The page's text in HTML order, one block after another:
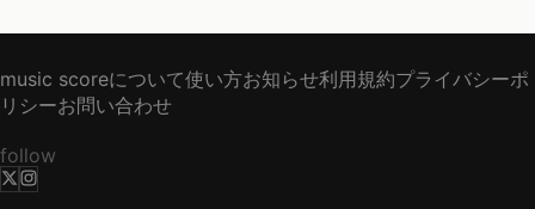
music scoreについて使い方お知らせ利用規約プライバシーポ
リシーお問い合わせ
follow